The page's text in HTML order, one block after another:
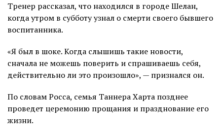
Тренер рассказал, что находился в городе Шелан,
когда утром в субботу узнал о смерти своего бывшего
воспитанника.
«Я был в шоке. Когда слышишь такие новости,
сначала не можешь поверить и спрашиваешь себя,
действительно ли это произошло», — признался он.
По словам Росса, семья Таннера Харта позднее
проведет церемонию прощания и празднование его
жизни.